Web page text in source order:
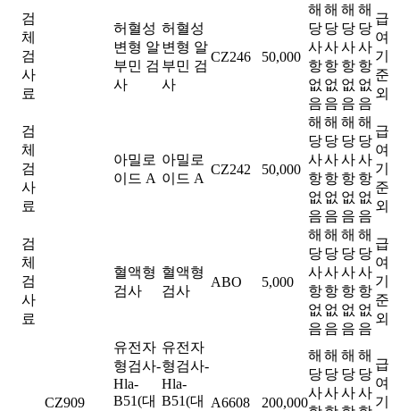
검
체
검
사
료
허혈성
변형 알
부민 검
사
허혈성
변형 알
부민 검
사
CZ246 50,000
해
당
사
항
없
음
해
당
사
항
없
음
해
당
사
항
없
음
해
당
사
항
없
음
급
여
기
준
외
검
체
검
사
료
아밀로
이드 A
아밀로
이드 A
CZ242 50,000
해
당
사
항
없
음
해
당
사
항
없
음
해
당
사
항
없
음
해
당
사
항
없
음
급
여
기
준
외
검
체
검
사
료
혈액형
검사
혈액형
검사
ABO 5,000
해
당
사
항
없
음
해
당
사
항
없
음
해
당
사
항
없
음
해
당
사
항
없
음
급
여
기
준
외
CZ909
유전자
형검사-
Hla-
B51(대
유전자
형검사-
Hla-
B51(대
A6608 200,000
해
당
사
해
당
사
해
당
사
해
당
사
급
여
기